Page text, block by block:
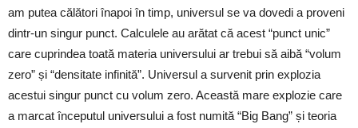
am putea călători înapoi în timp, universul se va dovedi a proveni
dintr-un singur punct. Calculele au arătat că acest “punct unic”
care cuprindea toată materia universului ar trebui să aibă “volum
zero” și “densitate infinită”. Universul a survenit prin explozia
acestui singur punct cu volum zero. Această mare explozie care
a marcat începutul universului a fost numită “Big Bang” și teoria